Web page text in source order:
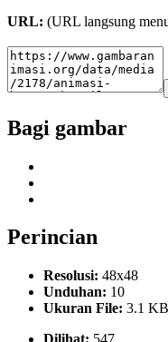
URL: (URL langsung
Bagi gambar
Perincian
Resolusi: 48x48
Unduhan: 10
Ukuran File: 3.1 KB